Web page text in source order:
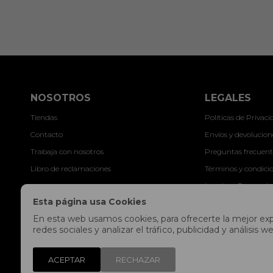
Esta página usa Cookies
En esta web usamos cookies, para ofrecerte la mejor
redes sociales y analizar el tráfico, publicidad y análisis
ACEPTAR RECHAZAR
NOSOTROS
Tiendas
Contacto
Trabaja con nosotros
Libro de reclamaciones
LEGALES
Políticas de
Envíos y
Preguntas
Términos y
Legales y
© Copyright 2026 / Fitpoint